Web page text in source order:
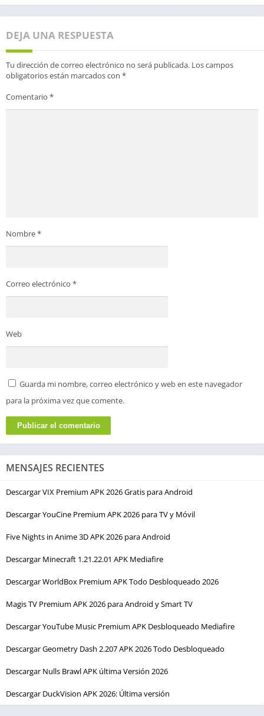
DEJA UNA RESPUESTA
Tu dirección de correo electrónico no será publicada. Los campos
obligatorios están marcados con *
Comentario *
Nombre*
Correo electrónico *
Web
Guarda mi nombre, correo electrónico y web en este navegador
para la próxima vez que comente.
MENSAJES RECIENTES
Descargar VIX Premium APK 2026 Gratis para Android
Descargar YouCine Premium APK 2026 para TV y Móvil
Five Nights in Anime 3D APK 2026 para Android
Descargar Minecraft 1.21.22.01 APK Mediafire
Descargar WorldBox Premium APK Todo Desbloqueado 2026
Magis TV Premium APK 2026 para Android y Smart TV
Descargar YouTube Music Premium APK Desbloqueado Mediafire
Descargar Geometry Dash 2.207 APK 2026 Todo Desbloqueado
Descargar Nulls Brawl APK última Versión 2026
Descargar DuckVision APK 2026: Última versión